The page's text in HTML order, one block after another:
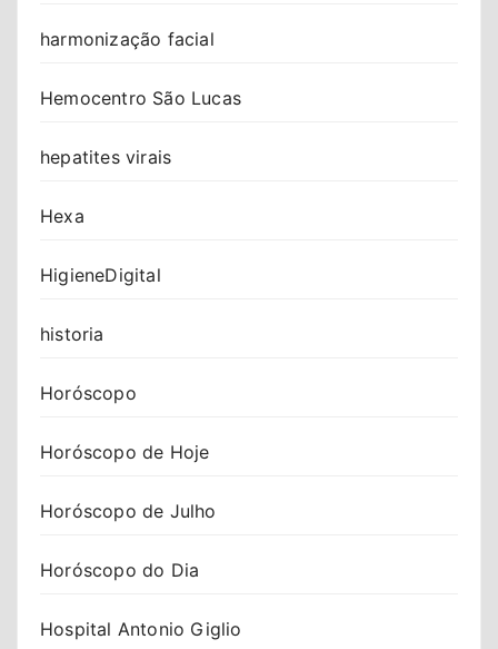
harmonização facial
Hemocentro São Lucas
hepatites virais
Hexa
HigieneDigital
historia
Horóscopo
Horóscopo de Hoje
Horóscopo de Julho
Horóscopo do Dia
Hospital Antonio Giglio